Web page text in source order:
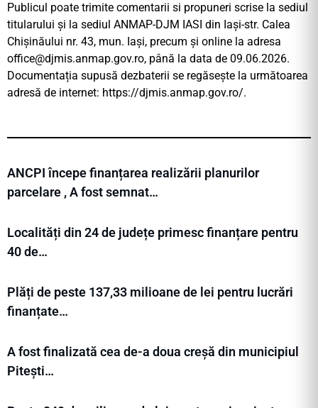
Publicul poate trimite comentarii si propuneri scrise la sediul
titularului și la sediul ANMAP-DJM IASI din Iași-str. Calea
Chișinăului nr. 43, mun. Iași, precum și online la adresa
office@djmis.anmap.gov.ro, până la data de 09.06.2026.
Documentația supusă dezbaterii se regăsește la următoarea
adresă de internet: https://djmis.anmap.gov.ro/.
ANCPI începe finanțarea realizării planurilor
parcelare , A fost semnat…
Localități din 24 de județe primesc finanțare pentru
40 de…
Plăți de peste 137,33 milioane de lei pentru lucrări
finanțate…
A fost finalizată cea de-a doua creșă din municipiul
Pitești…